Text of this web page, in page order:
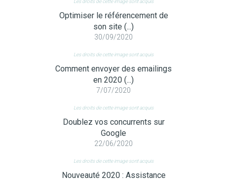
Les droits de cette image sont acquis
Optimiser le référencement de
son site (...)
30/09/2020
Les droits de cette image sont acquis
Comment envoyer des emailings
en 2020 (...)
7/07/2020
Les droits de cette image sont acquis
Doublez vos concurrents sur
Google
22/06/2020
Les droits de cette image sont acquis
Nouveauté 2020 : Assistance